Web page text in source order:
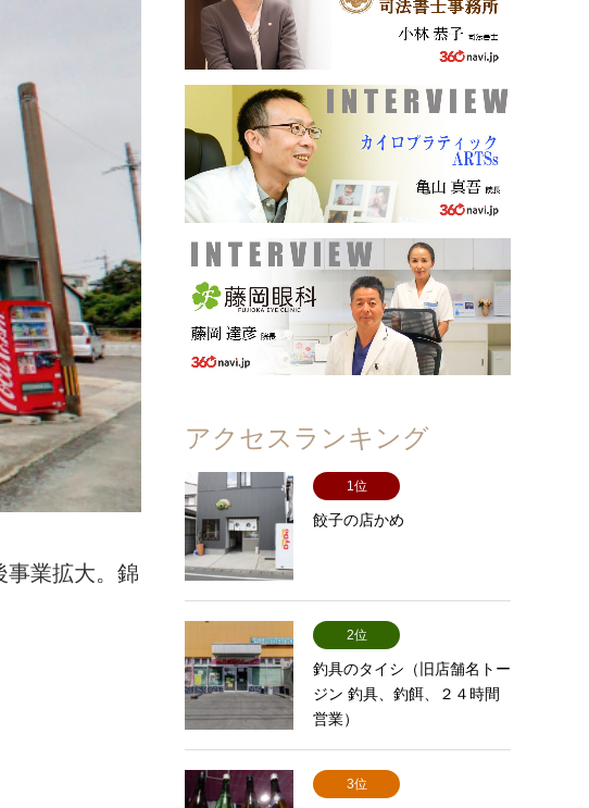
事業拡大。錦
アクセスランキング
1位
餃子の店かめ
2位
釣具のタイシ（旧店舗名トー
ジン 釣具、釣餌、２４時間
営業）
3位